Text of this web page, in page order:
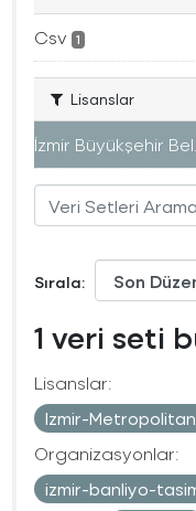
Csv 1
Lisanslar
İzmir Büyükşehir Bel...
Sırala
1 veri seti
Lisanslar:
Izmir-
Organizasyonlar:
izmir-banliyo-